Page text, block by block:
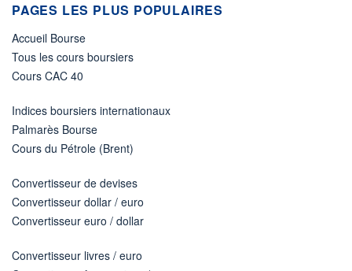
PAGES LES PLUS POPULAIRES
Accueil Bourse
Tous les cours boursiers
Cours CAC 40
Indices boursiers internationaux
Palmarès Bourse
Cours du Pétrole (Brent)
Convertisseur de devises
Convertisseur dollar / euro
Convertisseur euro / dollar
Convertisseur livres / euro